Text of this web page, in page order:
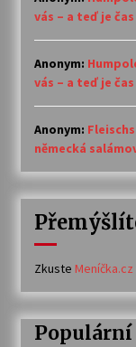
vás – a teď je
Anonym:
vás – a teď je
Anonym:
německá
Zkuste Meníčka.cz